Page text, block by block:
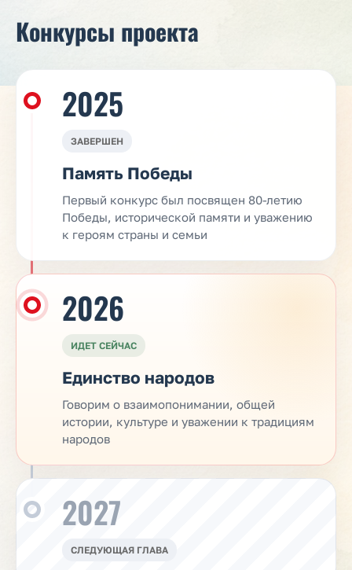
Конкурсы проекта
2025
ЗАВЕРШЕН
Память Победы
Первый конкурс был посвящен 80-летию
Победы, исторической памяти и уважению
к героям страны и семьи
2026
ИДЕТ СЕЙЧАС
Единство народов
Говорим о взаимопонимании, общей
истории, культуре и уважении к традициям
народов
2027
СЛЕДУЮЩАЯ ГЛАВА